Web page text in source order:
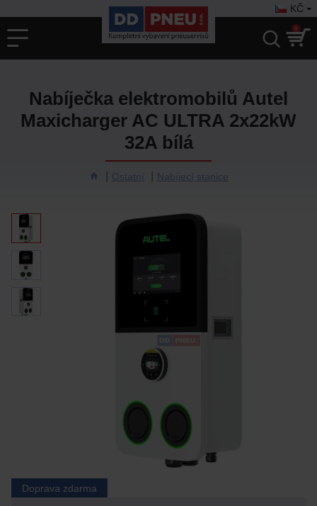
KČ
0
Ostatní Nabíjecí stanice
Nabíječka elektromobilů Autel
Maxicharger AC ULTRA 2x22kW
32A bílá
Doprava zdarma